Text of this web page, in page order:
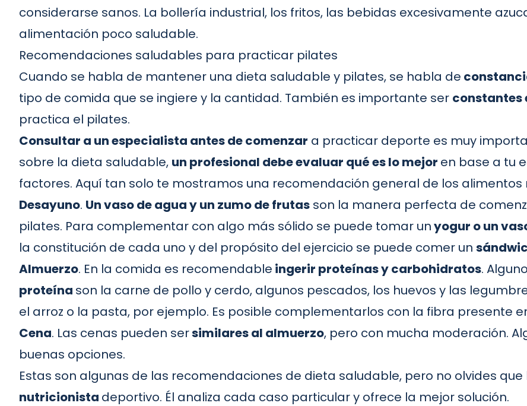
considerarse sanos. La bollería industrial, los fritos, las bebidas excesivamente
alimentación poco saludable.
Recomendaciones saludables para practicar pilates
Cuando se habla de mantener una dieta saludable y pilates, se habla de
tipo de comida que se ingiere y la cantidad. También es importante ser constantes
practica el pilates.
Consultar a un especialista antes de comenzar a practicar deporte es muy
sobre la dieta saludable, un profesional debe evaluar qué es lo mejor en base a tu
factores. Aquí tan solo te mostramos una recomendación general de los alimentos
Desayuno. Un vaso de agua y un zumo de frutas son la manera perfecta de
pilates. Para complementar con algo más sólido se puede tomar unyogur o un
la constitución de cada uno y del propósito del ejercicio se puede comer un
Almuerzo. En la comida es recomendable ingerir proteínas y carbohidratos.
proteína son la carne de pollo y cerdo, algunos pescados, los huevos y las
el arroz o la pasta, por ejemplo. Es posible complementarlos con la fibra presente
Cena. Las cenas pueden sersimilares al almuerzo, pero con mucha moderación.
buenas opciones.
Estas son algunas de las recomendaciones de dieta saludable, pero no olvides que
nutricionista deportivo. Él analiza cada caso particular y ofrece la mejor solución.